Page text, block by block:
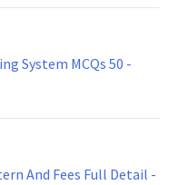
System MCQs 50 -
And Fees Full Detail -